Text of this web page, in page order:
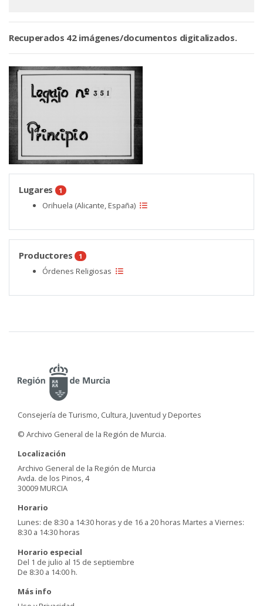
Recuperados 42 imágenes/documentos digitalizados.
Lugares 1
Orihuela (Alicante, España)
Productores 1
Órdenes Religiosas
Consejería de Turismo, Cultura, Juventud y Deportes
© Archivo General de la Región de Murcia.
Localización
Archivo General de la Región de Murcia
Avda. de los Pinos, 4
30009 MURCIA
Horario
Lunes: de 8:30 a 14:30 horas y de 16 a 20 horas Martes a Viernes:
8:30 a 14:30 horas
Horario especial
Del 1 de julio al 15 de septiembre
De 8:30 a 14:00 h.
Más info